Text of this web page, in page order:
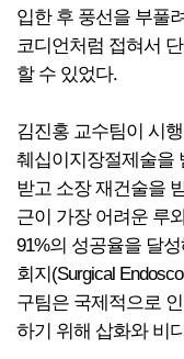
입한 후 풍선을 부풀
코디언처럼 접혀서
할 수 있었다.
김진홍 교수팀이 시
췌십이지장절제술을
받고 소장 재건술을
근이 가장 어려운 루
91%의 성공율을 달
회지(Surgical
구팀은 국제적으로
하기 위해 삽화와 비